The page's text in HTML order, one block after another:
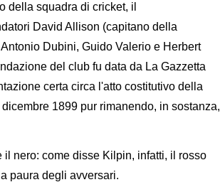
della squadra di cricket, il
David Allison (capitano della
Dubini, Guido Valerio e Herbert
del club fu data da La Gazzetta
certa circa l'atto costitutivo della
1899 pur rimanendo, in sostanza,
nero: come disse Kilpin, infatti, il rosso
paura degli avversari.